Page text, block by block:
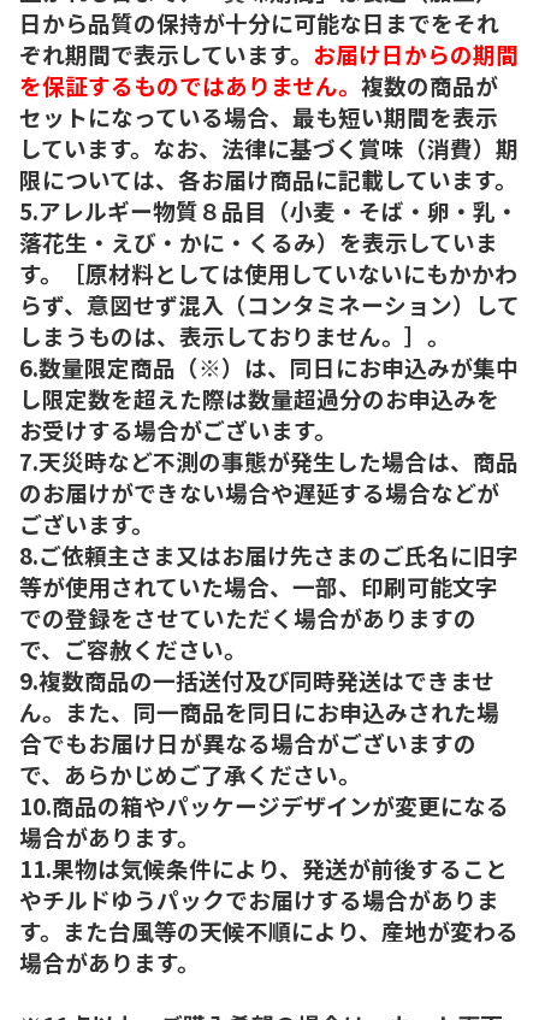
日から品質の保持が十分に可能な日までをそれ
ぞれ期間で表示しています。 お届け日からの期間
を保証するものではありません。 複数の商品が
セットになっている場合、最も短い期間を表示
しています。なお、法律に基づく賞味（消費）期
限については、各お届け商品に記載しています。
5.アレルギー物質８品目（小麦・そば・卵・乳・
落花生・えび・かに・くるみ）を表示していま
す。［原材料としては使用していないにもかかわ
らず、意図せず混入（コンタミネーション）して
しまうものは、表示しておりません。］。
6.数量限定商品（※）は、同日にお申込みが集中
し限定数を超えた際は数量超過分のお申込みを
お受けする場合がございます。
7.天災時など不測の事態が発生した場合は、商品
のお届けができない場合や遅延する場合などが
ございます。
8.ご依頼主さま又はお届け先さまのご氏名に旧字
等が使用されていた場合、一部、印刷可能文字
での登録をさせていただく場合がありますの
で、ご容赦ください。
9.複数商品の一括送付及び同時発送はできませ
ん。また、同一商品を同日にお申込みされた場
合でもお届け日が異なる場合がございますの
で、あらかじめご了承ください。
10.商品の箱やパッケージデザインが変更になる
場合があります。
11.果物は気候条件により、発送が前後すること
やチルドゆうパックでお届けする場合がありま
す。また台風等の天候不順により、産地が変わる
場合があります。